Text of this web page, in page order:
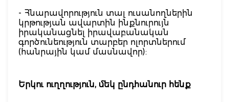
- Հնարավորություն տալ ուսանողներին
կրթության ավարտին ինքնուրույն
իրականացնել իրավաբանական
գործունեություն տարբեր ոլորտներում
(հանրային կամ մասնավոր):
Երկու ուղղություն, մեկ ընդհանուր հենք